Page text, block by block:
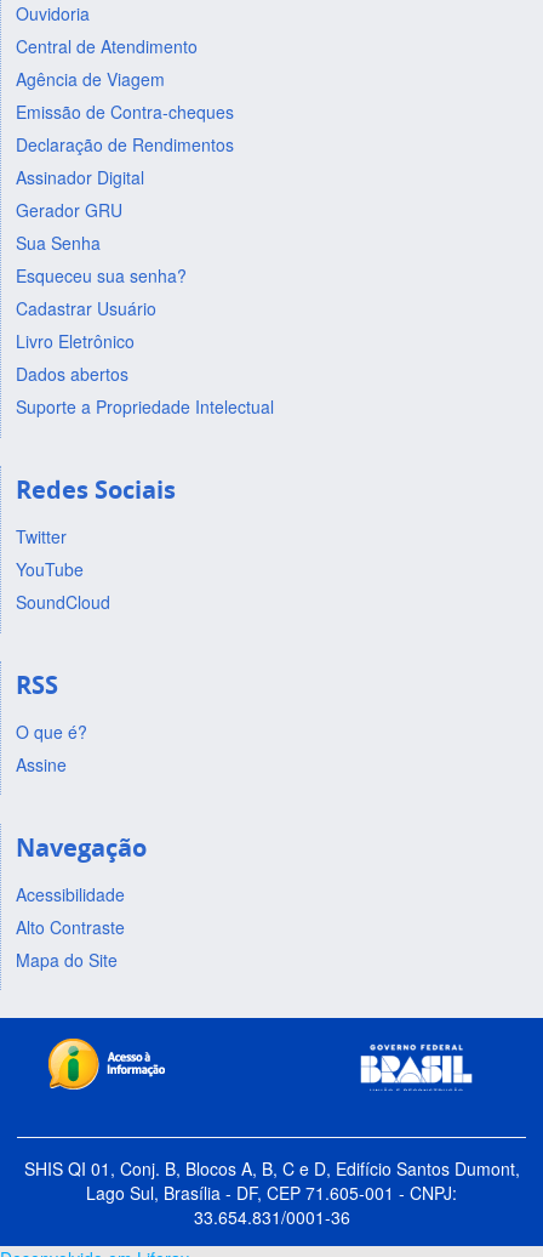
Ouvidoria
Central de Atendimento
Agência de Viagem
Emissão de Contra-cheques
Declaração de Rendimentos
Assinador Digital
Gerador GRU
Sua Senha
Esqueceu sua senha?
Cadastrar Usuário
Livro Eletrônico
Dados abertos
Suporte a Propriedade Intelectual
Redes Sociais
Twitter
YouTube
SoundCloud
RSS
O que é?
Assine
Navegação
Acessibilidade
Alto Contraste
Mapa do Site
SHIS QI 01, Conj. B, Blocos A, B, C e D, Edifício Santos Dumont,
Lago Sul, Brasília - DF, CEP 71.605-001 - CNPJ:
33.654.831/0001-36